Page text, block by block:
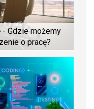
- Gdzie możemy
o pracę?